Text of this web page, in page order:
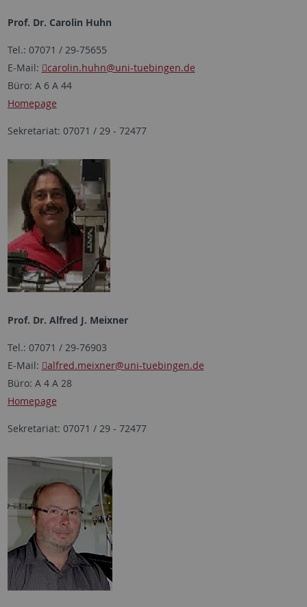
Prof. Dr. Carolin Huhn
Tel.: 07071 / 29-75655
E-Mail:
carolin.huhn@uni-tuebingen.de
Büro: A 6 A 44
Homepage
Sekretariat: 07071 / 29 - 72477
Prof. Dr. Alfred J. Meixner
Tel.: 07071 / 29-76903
E-Mail:
alfred.meixner@uni-tuebingen.de
Büro: A 4 A 28
Homepage
Sekretariat: 07071 / 29 - 72477